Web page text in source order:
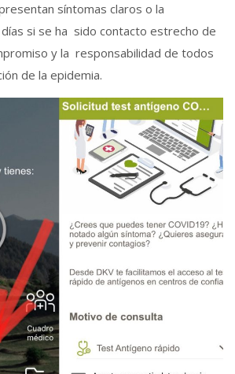
síntomas claros o la
si se ha sido contacto estrecho de
y la responsabilidad de todos
de la epidemia.